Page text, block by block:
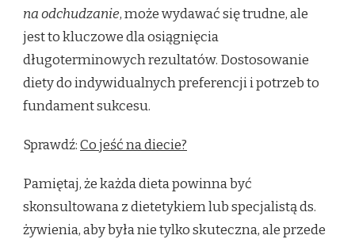
na odchudzanie, może wydawać się trudne, ale
jest to kluczowe dla osiągnięcia
długoterminowych rezultatów. Dostosowanie
diety do indywidualnych preferencji i potrzeb to
fundament sukcesu.
Sprawdź:Co jeść na diecie?
Pamiętaj, że każda dieta powinna być
skonsultowana z dietetykiem lub specjalistą ds.
żywienia, aby była nie tylko skuteczna, ale przede